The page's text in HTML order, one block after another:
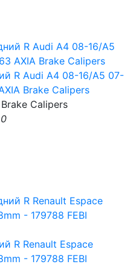
R Audi A4 08-16/A5 07-
Brake Calipers
Calipers
0
R Renault Espace
- 179788 FEBI